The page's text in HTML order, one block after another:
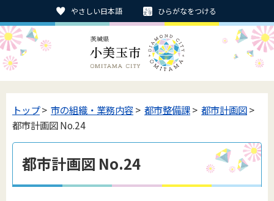
やさしい日本語 ひらがなをつける
トップ> 市の組織・業務内容> 都市整備課> 都市計画図>
都市計画図 No.24
都市計画図 No.24